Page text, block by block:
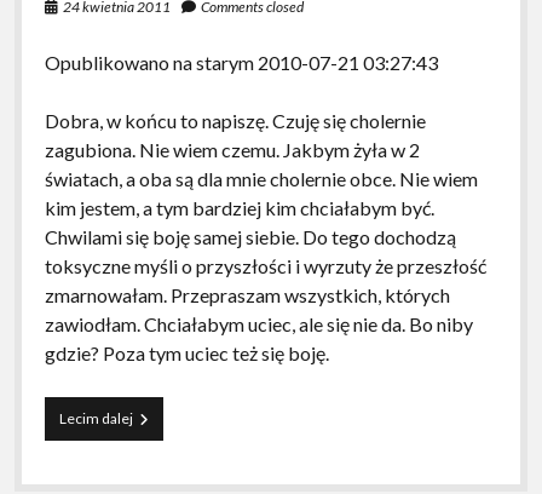
24 kwietnia 2011 Comments closed
Opublikowano na starym 2010-07-21 03:27:43
Dobra, w końcu to napiszę. Czuję się cholernie
zagubiona. Nie wiem czemu. Jakbym żyła w 2
światach, a oba są dla mnie cholernie obce. Nie wiem
kim jestem, a tym bardziej kim chciałabym być.
Chwilami się boję samej siebie. Do tego dochodzą
toksyczne myśli o przyszłości i wyrzuty że przeszłość
zmarnowałam. Przepraszam wszystkich, których
zawiodłam. Chciałabym uciec, ale się nie da. Bo niby
gdzie? Poza tym uciec też się boję.
Lecim dalejNie
wiem
co